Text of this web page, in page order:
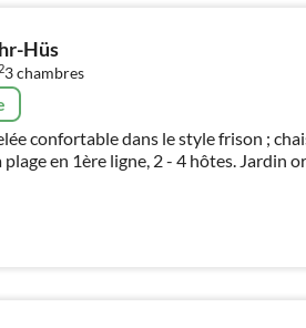
Hüs
23chambres
confortable dans le style frison ;
en 1ère ligne, 2 - 4 hôtes. Jardin
téléphone. Maison non-fumeur, pas